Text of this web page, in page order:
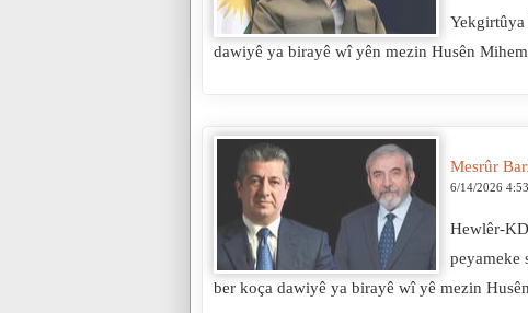
dawiyê ya birayê wî yên mezin Husên
Mesrûr
6/14/2026
Hewlêr-
peyameke
ber koça dawiyê ya birayê wî yê mezin